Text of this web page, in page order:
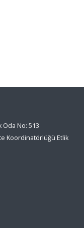
Oda No: 513
Koordinatörlüğü Etlik